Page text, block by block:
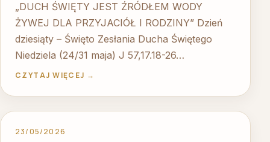
„DUCH ŚWIĘTY JEST ŹRÓDŁEM WODY
ŻYWEJ DLA PRZYJACIÓŁ I RODZINY” Dzień
dziesiąty – Święto Zesłania Ducha Świętego
Niedziela (24/31 maja) J 57,17.18-26…
CZYTAJ WIĘCEJ →
23/05/2026